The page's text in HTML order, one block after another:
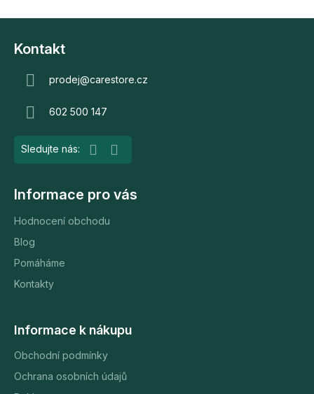
Kontakt
prodej@carestore.cz
602 500 147
Informace pro vás
Hodnocení obchodu
Blog
Pomáháme
Kontakty
Informace k nákupu
Obchodní podmínky
Ochrana osobních údajů